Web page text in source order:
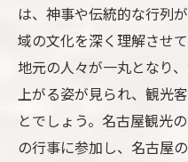
は、神事や伝統的な行列
域の文化を深く理解させ
地元の人々が一丸となり
上がる姿が見られ、観光
とでしょう。名古屋観光
の行事に参加し、名古屋